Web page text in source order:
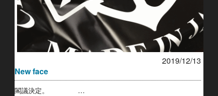
2019/12/13
New face
閣議決定。 …